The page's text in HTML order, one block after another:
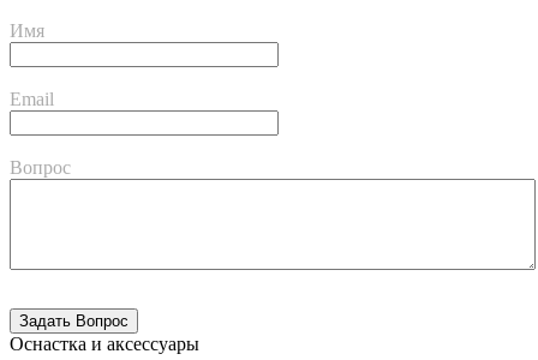
Имя
Email
Вопрос
Оснастка и аксессуары